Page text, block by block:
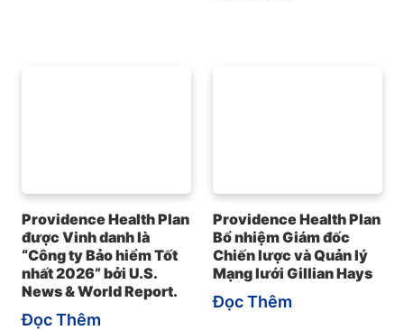
Providence Health Plan
được Vinh danh là
“Công ty Bảo hiểm Tốt
nhất 2026” bởi U.S.
News & World Report.
Đọc Thêm
Providence Health Plan
Bổ nhiệm Giám đốc
Chiến lược và Quản lý
Mạng lưới Gillian Hays
Đọc Thêm